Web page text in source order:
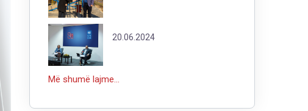
20.06.2024
Më shumë lajme...